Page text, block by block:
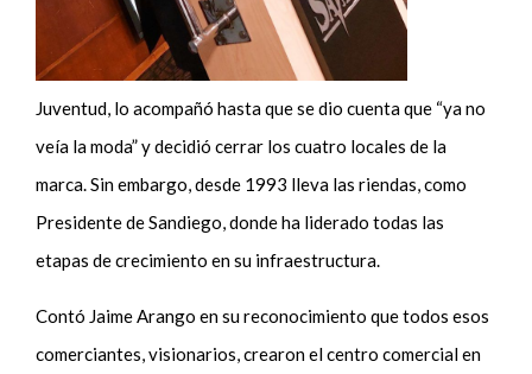
Juventud, lo acompañó hasta que se dio cuenta que “ya no
veía la moda” y decidió cerrar los cuatro locales de la
marca. Sin embargo, desde 1993 lleva las riendas, como
Presidente de Sandiego, donde ha liderado todas las
etapas de crecimiento en su infraestructura.
Contó Jaime Arango en su reconocimiento que todos esos
comerciantes, visionarios, crearon el centro comercial en